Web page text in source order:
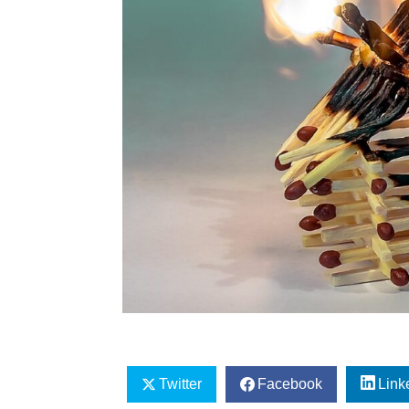
Twitter Facebook